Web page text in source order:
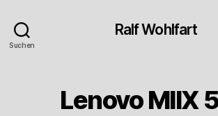
Suchen
Ralf Wohlfart
Lenovo MIIX